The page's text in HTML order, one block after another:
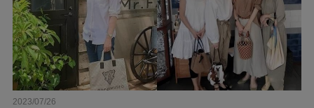
2023/07/26